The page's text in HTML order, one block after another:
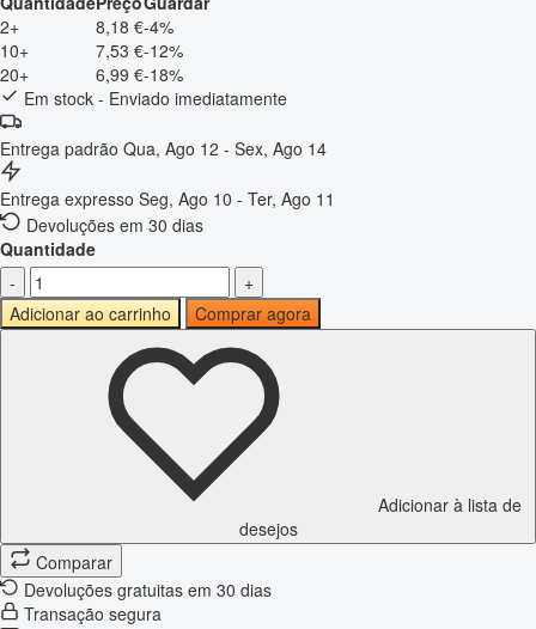
2+
8,18 €-4%
10+
7,53 €-12%
20+
6,99 €-18%
Em stock - Enviado imediatamente
Entrega padrão Qua, Ago 12 - Sex, Ago 14
Entrega expresso Seg, Ago 10 - Ter, Ago 11
Devoluções em 30 dias
Quantidade
-
+
Adicionar ao carrinho
Comprar agora
Adicionar à lista de
desejos
Comparar
Devoluções gratuitas em 30 dias
Transação segura